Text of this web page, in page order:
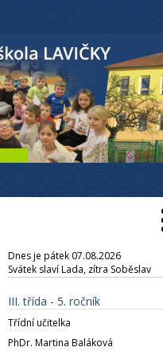
Dnes je pátek 07.08.2026
Svátek slaví Lada, zítra Soběslav
III. třída - 5. ročník
Třídní učitelka
PhDr. Martina Baláková